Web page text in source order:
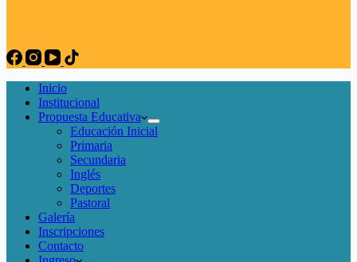
Inicio
Institucional
Propuesta Educativa
Educación Inicial
Primaria
Secundaria
Inglés
Deportes
Pastoral
Galería
Inscripciones
Contacto